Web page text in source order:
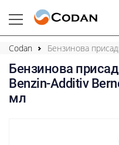
Codan Бензинова
Бензинова
Benzin-Additiv
мл